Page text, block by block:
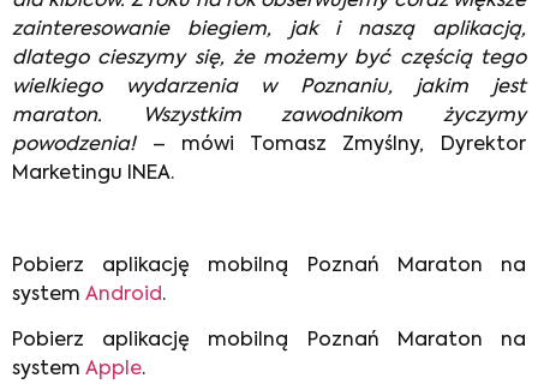
zainteresowanie biegiem, jak i naszą aplikacją,
dlatego cieszymy się, że możemy być częścią tego
wielkiego wydarzenia w Poznaniu, jakim jest
maraton. Wszystkim zawodnikom życzymy
powodzenia! – mówi Tomasz Zmyślny, Dyrektor
Marketingu INEA.
Pobierz aplikację mobilną Poznań Maraton na
system Android.
Pobierz aplikację mobilną Poznań Maraton na
system Apple.